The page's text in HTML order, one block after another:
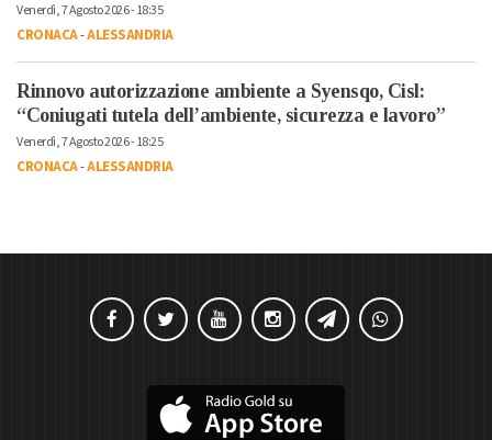
Venerdì, 7 Agosto 2026 - 18:35
CRONACA-ALESSANDRIA
Rinnovo autorizzazione ambiente a Syensqo, Cisl:
“Coniugati tutela dell’ambiente, sicurezza e lavoro”
Venerdì, 7 Agosto 2026 - 18:25
CRONACA-ALESSANDRIA